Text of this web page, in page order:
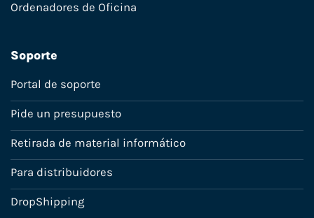
Ordenadores de Oficina
Soporte
Portal de soporte
Pide un presupuesto
Retirada de material informático
Para distribuidores
DropShipping